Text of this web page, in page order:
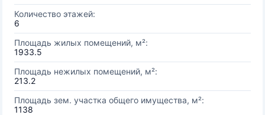
Количество этажей:
6
Площадь жилых помещений, м²:
1933.5
Площадь нежилых помещений, м²:
213.2
Площадь зем. участка общего имущества, м²:
1138